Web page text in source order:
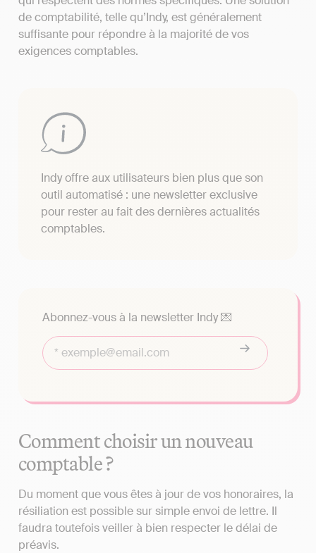
de comptabilité, telle qu’Indy, est généralement
suffisante pour répondre à la majorité de vos
exigences comptables.
Indy offre aux utilisateurs bien plus que son
outil automatisé : une newsletter exclusive
pour rester au fait des dernières actualités
comptables.
Abonnez-vous à la newsletter Indy 💌
Comment choisir un nouveau
comptable ?
Du moment que vous êtes à jour de vos honoraires, la
résiliation est possible sur simple envoi de lettre. Il
faudra toutefois veiller à bien respecter le délai de
préavis.